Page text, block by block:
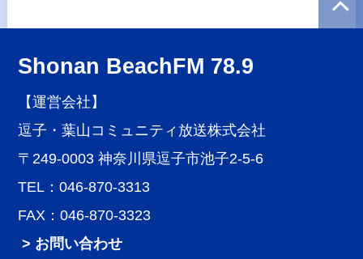
Shonan BeachFM 78.9
【運営会社】
逗子・葉山コミュニティ放送株式会社
〒249-0003 神奈川県逗子市池子2-5-6
TEL：046-870-3313
FAX：046-870-3323
> お問い合わせ